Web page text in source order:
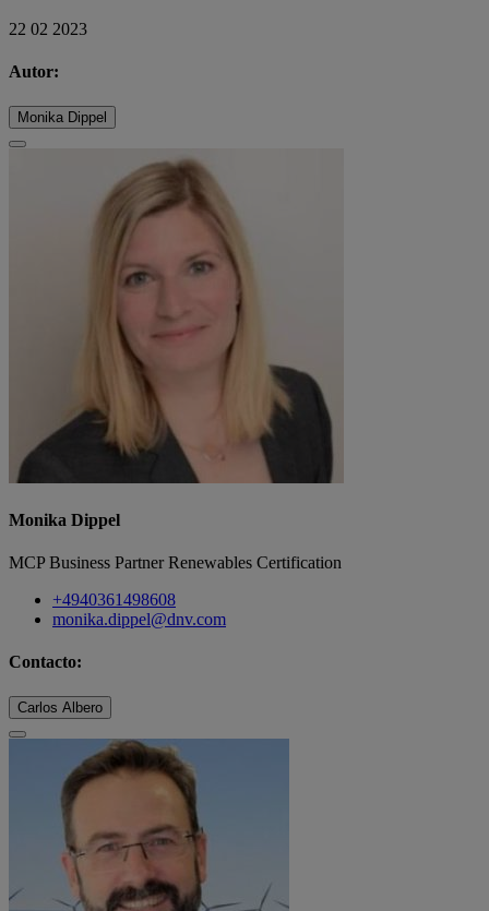
22 02 2023
Autor:
Monika Dippel
Monika Dippel
MCP Business Partner Renewables Certification
+4940361498608
monika.dippel@dnv.com
Contacto:
Carlos Albero